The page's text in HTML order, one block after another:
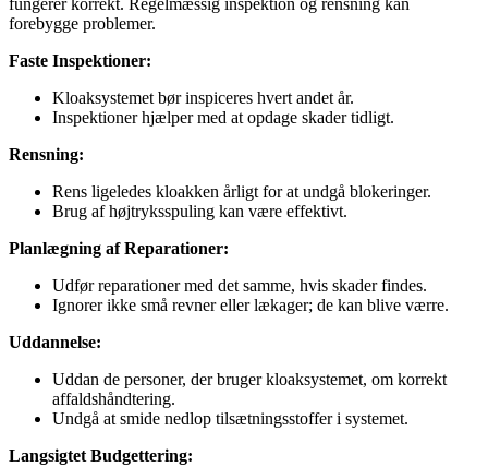
fungerer korrekt. Regelmæssig inspektion og rensning kan
forebygge problemer.
Faste Inspektioner:
Kloaksystemet bør inspiceres hvert andet år.
Inspektioner hjælper med at opdage skader tidligt.
Rensning:
Rens ligeledes kloakken årligt for at undgå blokeringer.
Brug af højtryksspuling kan være effektivt.
Planlægning af Reparationer:
Udfør reparationer med det samme, hvis skader findes.
Ignorer ikke små revner eller lækager; de kan blive værre.
Uddannelse:
Uddan de personer, der bruger kloaksystemet, om korrekt
affaldshåndtering.
Undgå at smide nedlop tilsætningsstoffer i systemet.
Langsigtet Budgettering: